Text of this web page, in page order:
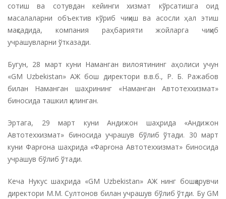
сотиш ва сотувдан кейинги хизмат кўрсатишга оид
масалаларни объектив кўриб чиқиш ва асосли ҳал этиш
мақсадида, компания раҳбарияти жойларга чиқиб
учрашувларни ўтказади.
Бугун, 28 март куни Наманган вилоятининг аҳолиси учун
«GM Uzbekistan» АЖ бош директори в.в.б., Р. Б. Ражабов
билан Наманган шаҳрининг «Наманган Автотеххизмат»
биносида ташкил қилинган.
Эртага, 29 март куни Андижон шаҳрида «Андижон
Автотеххизмат» биносида учрашув бўлиб ўтади. 30 март
куни Фарғона шаҳрида «Фарғона Автотеххизмат» биносида
учрашув бўлиб ўтади.
Кеча Нукус шаҳрида «GM Uzbekistan» АЖ нинг бошқарувчи
директори М.М. Султонов билан учрашув бўлиб ўтди. Бу GM